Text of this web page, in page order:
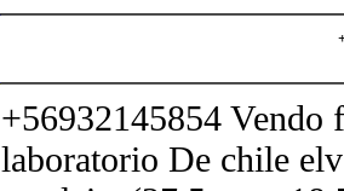
+56932145854 Vendo
laboratorio De chile